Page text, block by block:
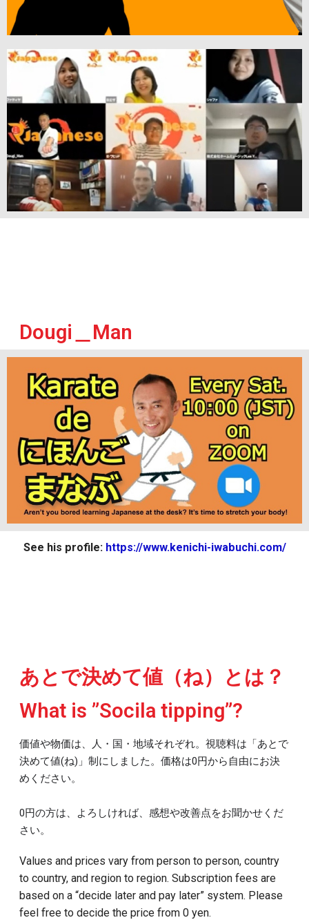
Dougi＿Man
See his profile: https://www.kenichi-iwabuchi.com/
あとで決めて値（ね）とは？
What is ”Socila tipping”?
価値や物価は、人・国・地域それぞれ。視聴料は 「あとで
決めて値(ね) 」制にしました。価格は0円から 自由にお決
めください。
0円の方は、よろしければ、感想や改善点をお聞かせくだ
さい。
Values and prices vary from person to person, country
to country, and region to region. Subscription fees are
based on a “decide later and pay later” system. Please
feel free to decide the price from 0 yen.